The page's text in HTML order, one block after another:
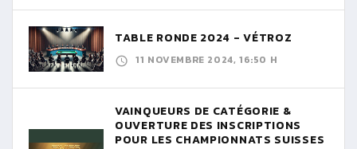
TABLE RONDE 2024 - VÉTROZ
11 NOVEMBRE 2024, 16:50 H
VAINQUEURS DE CATÉGORIE &
OUVERTURE DES INSCRIPTIONS
POUR LES CHAMPIONNATS SUISSES